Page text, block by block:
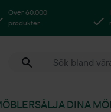
Över 60.000
produkter
SÄLJA DINA